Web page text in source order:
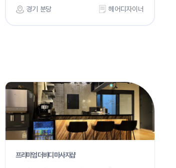
경기 분당 헤어디자이너
프리미엄 더바디 마사지샵